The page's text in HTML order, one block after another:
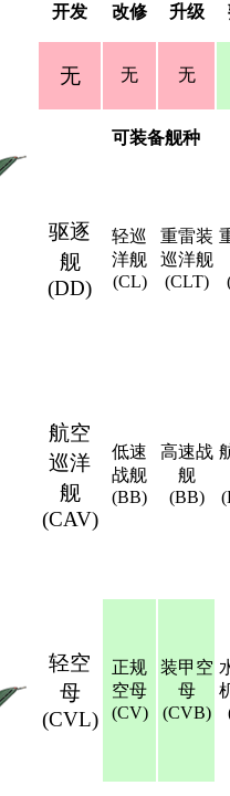
开发 改修 升级
无 无 无
可装备舰种
驱逐
舰
(DD)
轻巡
洋舰
(CL)
重雷装
巡洋舰
(CLT)
航空
巡洋
舰
(CAV)
低速
战舰
(BB)
高速战
舰
(BB)
轻空
母
(CVL)
正规
空母
(CV)
装甲空
母
(CVB)